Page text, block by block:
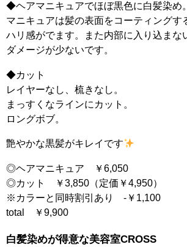
◆ヘアマニキュアでほぼ黒色に白髪染め。
マニキュアは髪の表面をコーティングす
ハリ感がでます。また内部に入り込まな
ダメージが少ないです。
◆カット
レイヤーなし、梳きなし。
まっすくなラインにカット。
ロングボブ。
艶やかな黒髪がキレイです
◎ヘアマニキュア ￥6,050
◎カット ￥3,850（定価￥4,950）
※カラーと同時割引あり -￥1,100
total ￥9,900
白髪染めが得意な美容室CROSS